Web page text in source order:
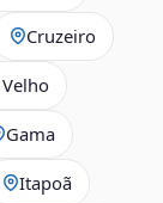
Cruzeiro
Gama
Itapoã